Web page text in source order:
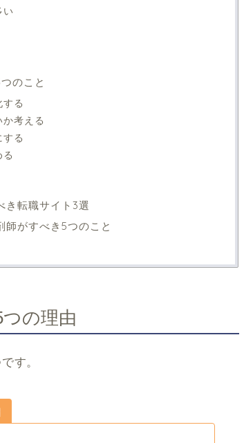
い
のこと
る
か考える
る
き転職サイト3選
師がすべき5つのこと
の理由
す。